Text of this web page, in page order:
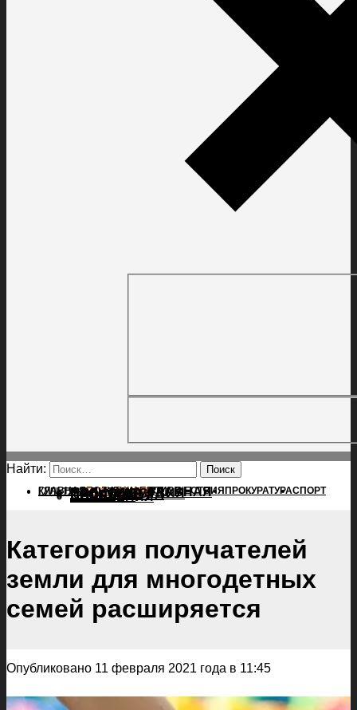
Найти:
ГЛАВНАЯПОЛИТИКАПРОИСШЕСТВИЯ ПРОКУРАТУРАСПОРТ
КУЛЬТУРАПОСЕЛЕНИЯГЛАВНАЯ
ПОЛИТИКА
ПРОИСШЕСТВИЯ
ПРОКУРАТУРА
СПОРТ
КУЛЬТУРА
ПОСЕЛЕНИЯ
Категория получателей
земли для многодетных
семей расширяется
Опубликовано 11 февраля 2021 года в 11:45